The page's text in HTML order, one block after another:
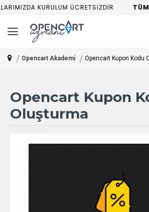
KURULUM ÜCRETSİZDİR.
Opencart Akademi Opencart Kupon Kodu
Opencart Kupon
Oluşturma